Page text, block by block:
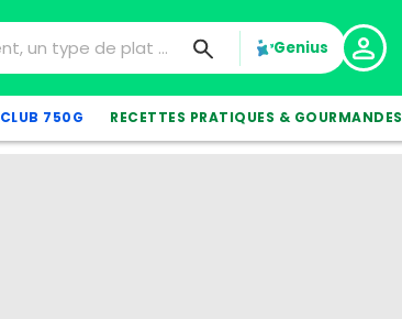
Genius
CLUB 750G RECETTES PRATIQUES & GOURMANDES